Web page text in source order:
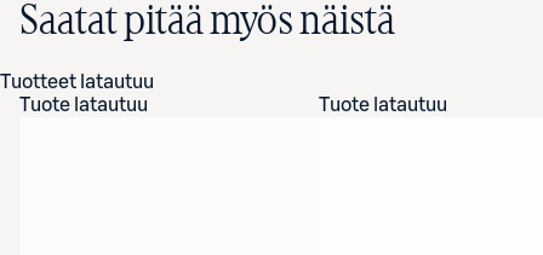
Saatat pitää myös näistä
Tuotteet latautuu
Tuote latautuu
Tuote latautuu